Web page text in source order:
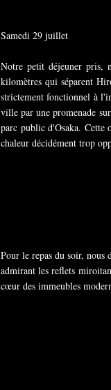
Samedi 29 juillet
Notre petit déjeuner pris,
kilomètres qui séparent
strictement fonctionnel à
ville par une promenade
parc public d'Osaka. Cette
chaleur décidément trop
Pour le repas du soir, nous
admirant les reflets
cœur des immeubles